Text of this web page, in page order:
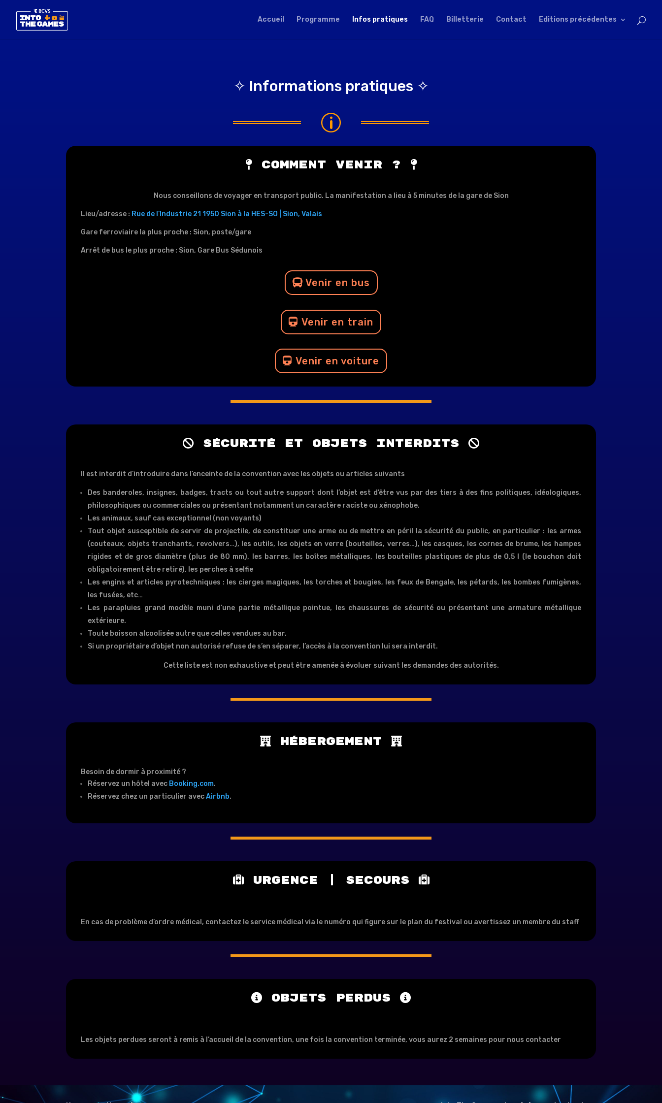
Accueil Programme Infos pratiques FAQ Billetterie Contact Editions précédentes
✧ Informations pratiques ✧
p
Comment venir ?
Nous conseillons de voyager en transport public. La manifestation a lieu à 5 minutes de la gare de Sion
Lieu/adresse : Rue de l’Industrie 21 1950 Sion à la HES-SO | Sion, Valais
Gare ferroviaire la plus proche : Sion, poste/gare
Arrêt de bus le plus proche : Sion, Gare Bus Sédunois
Venir en bus
Venir en train
Venir en voiture
Sécurité et objets interdits
Il est interdit d’introduire dans l’enceinte de la convention avec les objets ou articles suivants
Des banderoles, insignes, badges, tracts ou tout autre support dont l’objet est d’être vus par des tiers à des fins politiques, idéologiques,
philosophiques ou commerciales ou présentant notamment un caractère raciste ou xénophobe.
Les animaux, sauf cas exceptionnel (non voyants)
Tout objet susceptible de servir de projectile, de constituer une arme ou de mettre en péril la sécurité du public, en particulier : les armes
(couteaux, objets tranchants, revolvers…), les outils, les objets en verre (bouteilles, verres…), les casques, les cornes de brume, les hampes
rigides et de gros diamètre (plus de 80 mm), les barres, les boîtes métalliques, les bouteilles plastiques de plus de 0,5 l (le bouchon doit
obligatoirement être retiré), les perches à selfie
Les engins et articles pyrotechniques : les cierges magiques, les torches et bougies, les feux de Bengale, les pétards, les bombes fumigènes,
les fusées, etc…
Les parapluies grand modèle muni d’une partie métallique pointue, les chaussures de sécurité ou présentant une armature métallique
extérieure.
Toute boisson alcoolisée autre que celles vendues au bar.
Si un propriétaire d’objet non autorisé refuse de s’en séparer, l’accès à la convention lui sera interdit.
Cette liste est non exhaustive et peut être amenée à évoluer suivant les demandes des autorités.
Hébergement
Besoin de dormir à proximité ?
Réservez un hôtel avec Booking.com.
Réservez chez un particulier avecAirbnb.
Urgence | secours
En cas de problème d’ordre médical, contactez le service médical via le numéro qui figure sur le plan du festival ou avertissez un membre du staff
Objets perdus
Les objets perdues seront à remis à l’accueil de la convention, une fois la convention terminée, vous aurez 2 semaines pour nous contacter